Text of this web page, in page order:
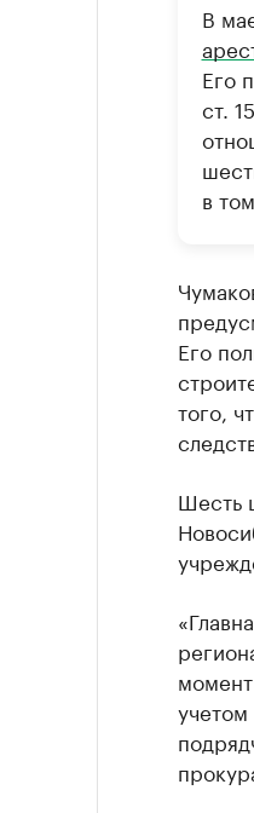
В
Его
ст.
в
Его
того,
Шесть